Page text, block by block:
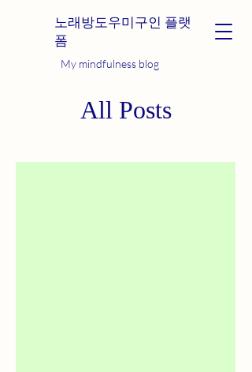
노래방도우미구인 플랫
폼
My mindfulness blog
All Posts